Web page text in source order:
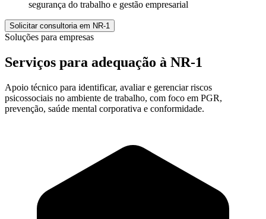
segurança do trabalho e gestão empresarial
Solicitar consultoria em NR-1
Soluções para empresas
Serviços para adequação à NR-1
Apoio técnico para identificar, avaliar e gerenciar riscos
psicossociais no ambiente de trabalho, com foco em PGR,
prevenção, saúde mental corporativa e conformidade.